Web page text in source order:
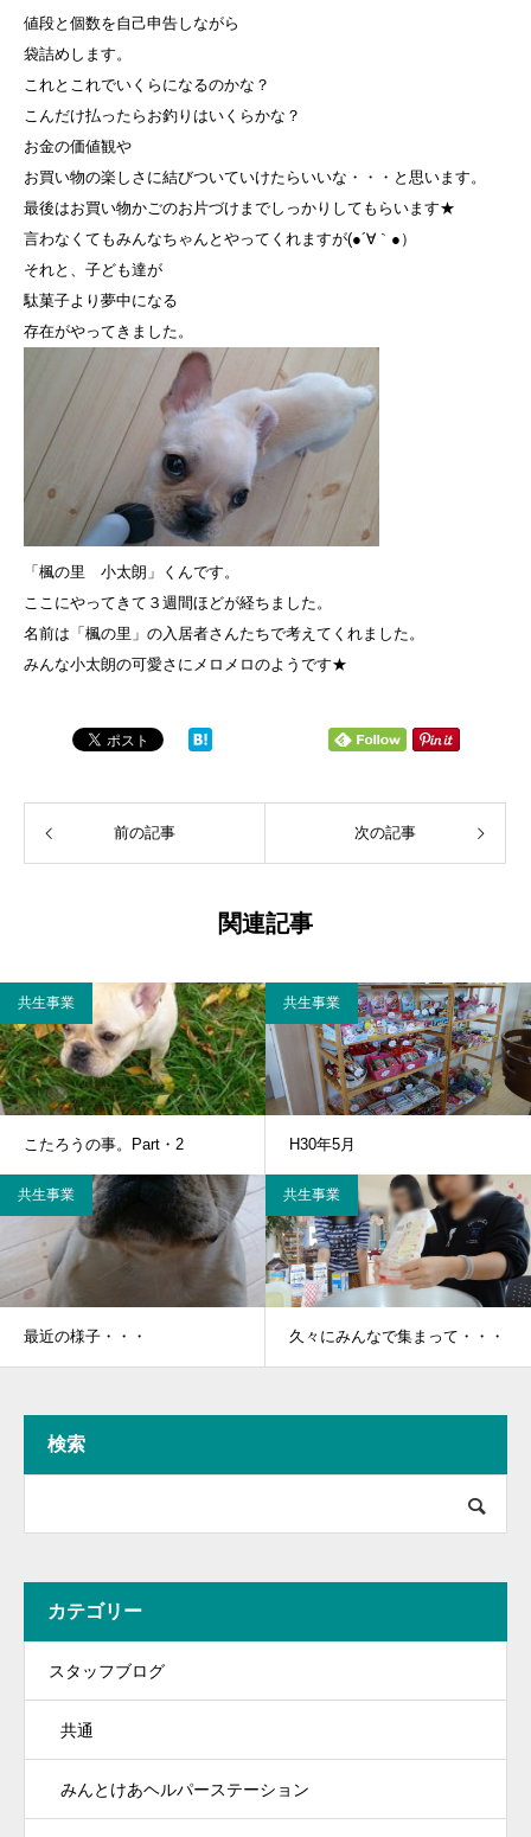
値段と個数を自己申告しながら
袋詰めします。
これとこれでいくらになるのかな？
こんだけ払ったらお釣りはいくらかな？
お金の価値観や
お買い物の楽しさに結びついていけたらいいな・・・と思います。
最後はお買い物かごのお片づけまでしっかりしてもらいます★
言わなくてもみんなちゃんとやってくれますが(●´∀｀●）
それと、子ども達が
駄菓子より夢中になる
存在がやってきました。
「楓の里 小太朗」くんです。
ここにやってきて３週間ほどが経ちました。
名前は「楓の里」の入居者さんたちで考えてくれました。
みんな小太朗の可愛さにメロメロのようです★
前の記事 次の記事
関連記事
共生事業
こたろうの事。Part・2
共生事業
H30年5月
共生事業
最近の様子・・・
共生事業
久々にみんなで集まって・・・
検索
カテゴリー
スタッフブログ
共通
みんとけあヘルパーステーション